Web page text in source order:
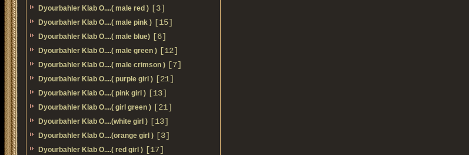
Dyourbahler Klab O....( male red ) [3]
Dyourbahler Klab O....( male pink ) [15]
Dyourbahler Klab O....( male blue) [6]
Dyourbahler Klab O....( male green ) [12]
Dyourbahler Klab O....( male crimson ) [7]
Dyourbahler Klab O....( purple girl ) [21]
Dyourbahler Klab O....( pink girl ) [13]
Dyourbahler Klab O....( girl green ) [21]
Dyourbahler Klab O....(white girl ) [13]
Dyourbahler Klab O....(orange girl ) [3]
Dyourbahler Klab O....( red girl ) [17]